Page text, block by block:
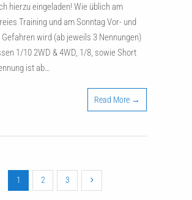
hierzu eingeladen! Wie üblich am
Training und am Sonntag Vor- und
wird (ab jeweils 3 Nennungen)
1/10 2WD & 4WD, 1/8, sowie Short
ist ab…
Read More →
1 2 3